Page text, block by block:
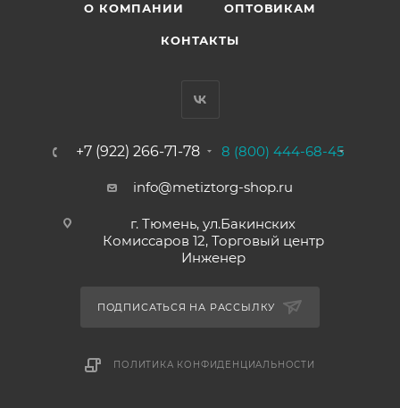
О КОМПАНИИ ОПТОВИКАМ
КОНТАКТЫ
+7 (922) 266-71-78 8 (800) 444-68-45
info@metiztorg-shop.ru
г. Тюмень, ул.Бакинских
Комиссаров 12, Торговый центр
Инженер
ПОДПИСАТЬСЯ НА РАССЫЛКУ
ПОЛИТИКА КОНФИДЕНЦИАЛЬНОСТИ